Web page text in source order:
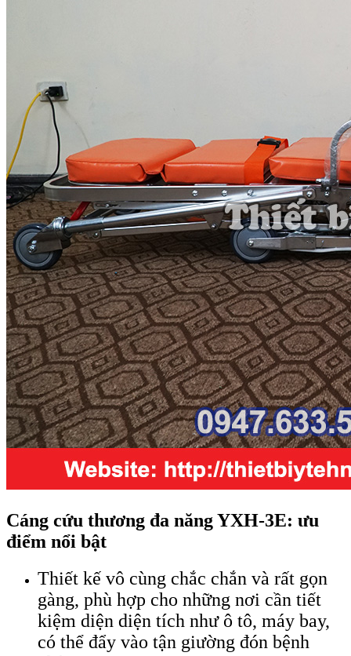
Cáng cứu thương đa năng YXH-3E: ưu
điểm nổi bật
Thiết kế vô cùng chắc chắn và rất gọn
gàng, phù hợp cho những nơi cần tiết
kiệm diện diện tích như ô tô, máy bay,
có thể đẩy vào tận giường đón bệnh